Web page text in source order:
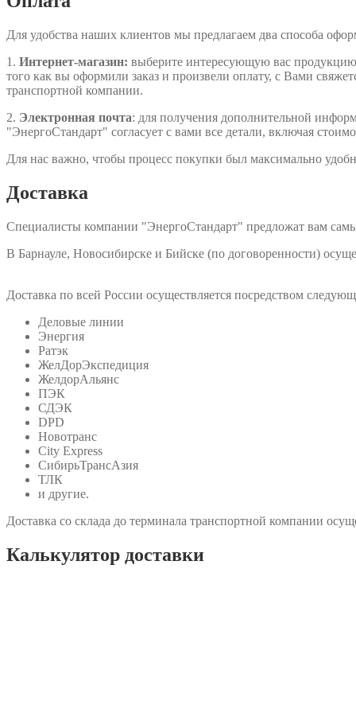
Для удобства наших клиентов мы предлагаем два способа
1. Интернет-магазин: выберите интересующую вас продукцию,
того как вы оформили заказ и произвели оплату, с Вами
транспортной компании.
2. Электронная почта: для получения дополнительной
"ЭнергоСтандарт" согласует с вами все детали, включая
Для нас важно, чтобы процесс покупки был максимально
Доставка
Специалисты компании "ЭнергоСтандарт" предложат вам
В Барнауле, Новосибирске и Бийске (по договоренности)
Доставка по всей России осуществляется посредством
Деловые линии
Энергия
Ратэк
ЖелДорЭкспедиция
ЖелдорАльянс
ПЭК
СДЭК
DPD
Новотранс
City Express
СибирьТрансАзия
ТЛК
и другие.
Доставка со склада до терминала транспортной компании
Калькулятор доставки